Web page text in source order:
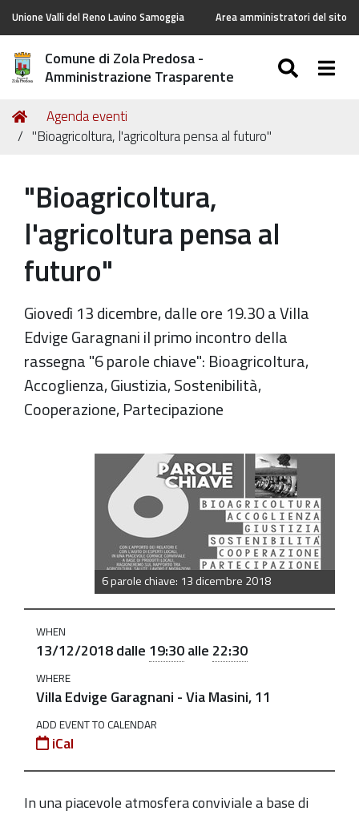
Unione Valli del Reno Lavino Samoggia Area amministratori del sito
Comune di Zola Predosa -
Amministrazione Trasparente
Tu
sei
Home
Agenda eventi
"Bioagricoltura, l'agricoltura pensa al futuro"
"Bioagricoltura,
l'agricoltura pensa al
futuro"
Giovedì 13 dicembre, dalle ore 19.30 a Villa
Edvige Garagnani il primo incontro della
rassegna "6 parole chiave": Bioagricoltura,
Accoglienza, Giustizia, Sostenibilità,
Cooperazione, Partecipazione
6 parole chiave: 13 dicembre 2018
https://old.comune.zolapredosa.bo.it/events/
"Bioagricoltura,
l'agricoltura
2018-
13T19:30:00+01:00
13T22:30:00+01:00
WHEN
13/12/2018dalle 19:30alle 22:30
WHERE
Villa Edvige Garagnani - Via Masini, 11
ADD EVENT TO CALENDAR
iCal
In una piacevole atmosfera conviviale a base di